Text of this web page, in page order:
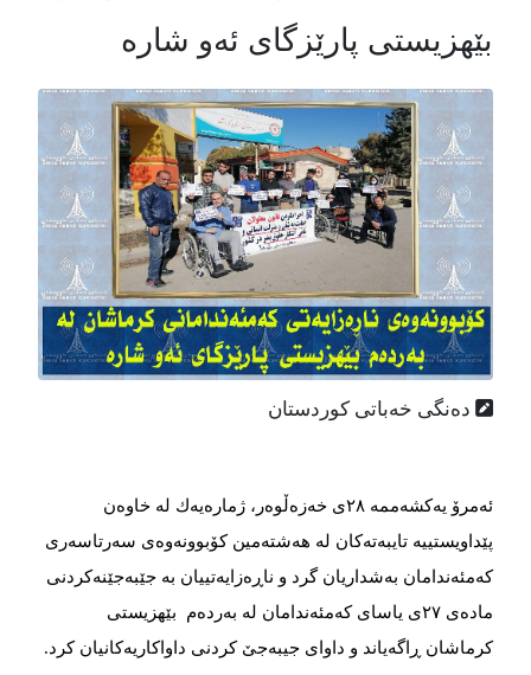
بێهزیستی پارێزگای ئەو شارە
دەنگی خەباتی کوردستان
ئەمرۆ یەكشەممە ٢٨ی خەزەڵوەر، ژمارەیەك لە خاوەن
پێداویستییە تایبەتەکان لە هەشتەمین کۆبوونەوەی سەرتاسەری
کەمئەندامان بەشداریان گرد و ناڕەزایەتییان بە جێبەجێنەکردنی
مادەی ٢٧ی یاسای کەمئەندامان لە بەردەم بێهزیستی
کرماشان ڕاگەیاند و داوای جیبەجێ کردنی داواکاریەکانیان کرد.